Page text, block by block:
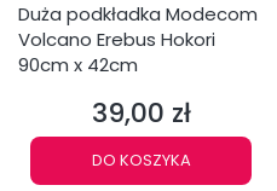
Duża podkładka Modecom
Volcano Erebus Hokori
90cm x 42cm
Cena
39,00 zł
DO KOSZYKA